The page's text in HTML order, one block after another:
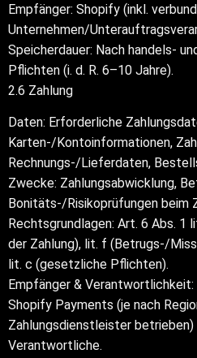
Empfänger: Shopify (inkl.
Unternehmen/
Speicherdauer: Nach handels-
Pflichten (i. d. R. 6–10 Jahre).
2.6 Zahlung
Daten: Erforderliche
Karten-/Kontoinformationen,
Rechnungs-/Lieferdaten,
Zwecke: Zahlungsabwicklung,
Bonitäts-/Risikoprüfungen beim
Rechtsgrundlagen: Art. 6 Abs. 1
der Zahlung), lit. f (Betrugs-/
lit. c (gesetzliche Pflichten).
Empfänger & Verantwortlichkeit:
Shopify Payments (je nach
Zahlungsdienstleister
Verantwortliche.